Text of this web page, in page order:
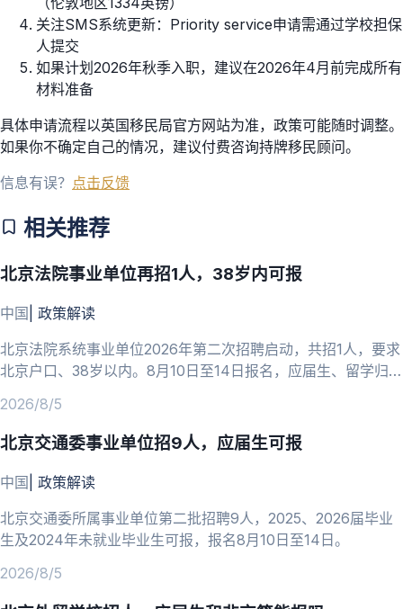
关注SMS系统更新：Priority service申请需通过学校担保
人提交
如果计划2026年秋季入职，建议在2026年4月前完成所有
材料准备
具体申请流程以英国移民局官方网站为准，政策可能随时调整。
如果你不确定自己的情况，建议付费咨询持牌移民顾问。
信息有误？ 点击反馈
相关推荐
北京法院事业单位再招1人，38岁内可报
中国 政策解读
北京法院系统事业单位2026年第二次招聘启动，共招1人，要求
北京户口、38岁以内。8月10日至14日报名，应届生、留学归国
2026/8/5
北京交通委事业单位招9人，应届生可报
中国 政策解读
北京交通委所属事业单位第二批招聘9人，2025、2026届毕业
生及2024年未就业毕业生可报，报名8月10日至14日。
2026/8/5